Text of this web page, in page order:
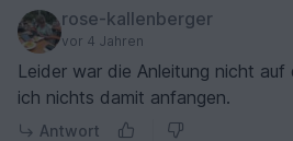
rose-kallenberger
vor 4 Jahren
Leider war die Anleitung nicht
ich nichts damit anfangen.
Antwort